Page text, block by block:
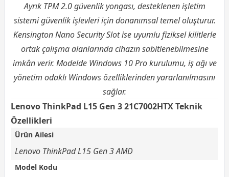
Ayrık TPM 2.0 güvenlik yongası, desteklenen işletim
sistemi güvenlik işlevleri için donanımsal temel oluşturur.
Kensington Nano Security Slot ise uyumlu fiziksel kilitlerle
ortak çalışma alanlarında cihazın sabitlenebilmesine
imkân verir. Modelde Windows 10 Pro kurulumu, iş ağı ve
yönetim odaklı Windows özelliklerinden yararlanılmasını
sağlar.
Lenovo ThinkPad L15 Gen 3 21C7002HTX Teknik
Özellikleri
Ürün Ailesi
Lenovo ThinkPad L15 Gen 3 AMD
Model Kodu